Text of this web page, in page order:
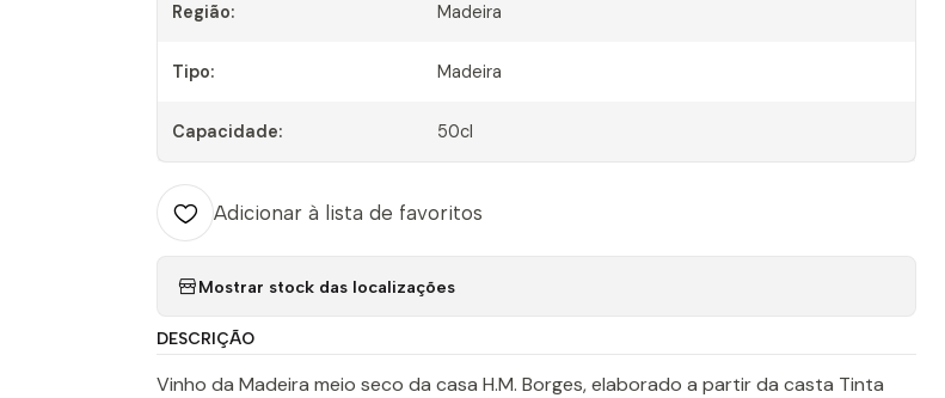
Região: Madeira
Tipo: Madeira
Capacidade: 50cl
Adicionar à lista de favoritos
Mostrar stock das localizações
DESCRIÇÃO
Vinho da Madeira meio seco da casa H.M. Borges, elaborado a partir da casta Tinta